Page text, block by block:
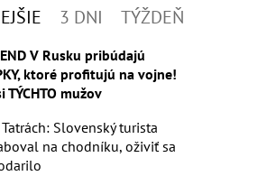
3 DNI TÝŽDEŇ
V Rusku pribúdajú
ktoré profitujú na vojne!
TÝCHTO mužov
Slovenský turista
na chodníku, oživiť sa